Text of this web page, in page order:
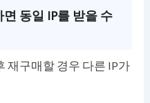
동일 IP를 받을 수
재구매할 경우 다른 IP가